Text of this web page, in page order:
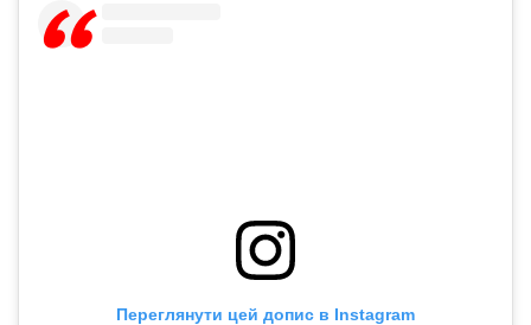
Переглянути цей допис в Instagram